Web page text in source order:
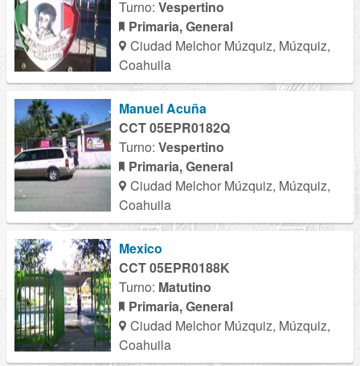
Turno: Vespertino
Primaria, General
Ciudad Melchor Múzquiz, Múzquiz,
Coahuila
Manuel Acuña
CCT 05EPR0182Q
Turno: Vespertino
Primaria, General
Ciudad Melchor Múzquiz, Múzquiz,
Coahuila
Mexico
CCT 05EPR0188K
Turno: Matutino
Primaria, General
Ciudad Melchor Múzquiz, Múzquiz,
Coahuila